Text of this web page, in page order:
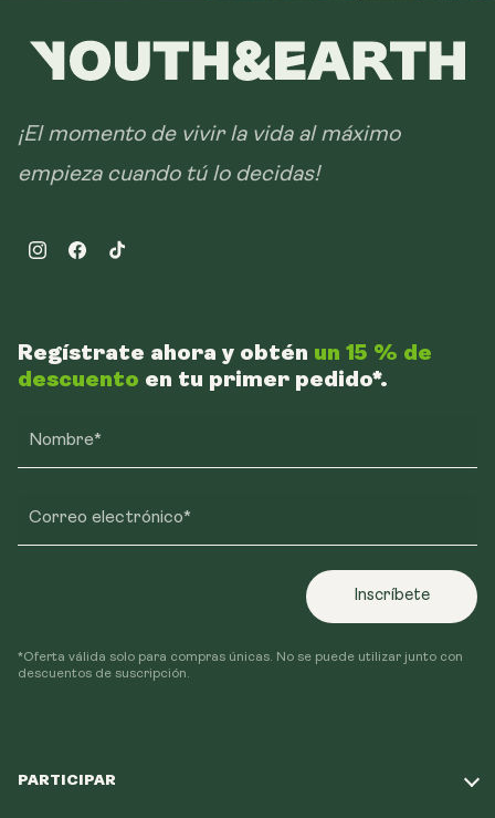
¡El momento de vivir la vida al máximo
empieza cuando tú lo decidas!
InstagramFacebookTikTok
PARTICIPAR
Regístrate ahora y obtén un 15 % de
descuento en tu primer pedido*.
Nombre*
Correo electrónico*
Inscríbete
*Oferta válida solo para compras únicas. No se puede utilizar junto con
descuentos de suscripción.